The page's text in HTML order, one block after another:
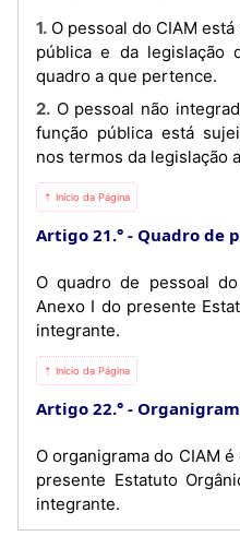
1. O pessoal do CIAM está sujeito ao regime da função
pública e da legislação
quadro a que pertence.
2. O pessoal não integrado no quadro de pessoal da
função pública está
nos termos da legislação
⇡ Início da Página
Artigo 21.° Quadro de
O quadro de pessoal
Anexo I do presente
integrante.
⇡ Início da Página
Artigo 22.°
O organigrama do CIAM
presente Estatuto
integrante.